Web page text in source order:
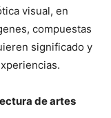
visual, en
compuestas
significado y
de artes